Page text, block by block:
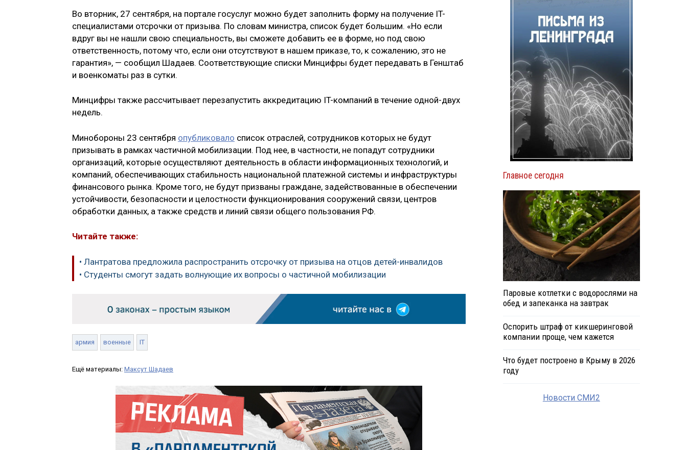
Во вторник, 27 сентября, на портале госуслуг можно будет заполнить форму на получение IT-
специалистами отсрочки от призыва. По словам министра, список будет большим. «Но если
вдруг вы не нашли свою специальность, вы сможете добавить ее в форме, но под свою
ответственность, потому что, если они отсутствуют в нашем приказе, то, к сожалению, это не
гарантия», — сообщил Шадаев. Соответствующие списки Минцифры будет передавать в Генштаб
и военкоматы раз в сутки.
Минцифры также рассчитывает перезапустить аккредитацию IT-компаний в течение одной-двух
недель.
Минобороны 23 сентября опубликовало список отраслей, сотрудников которых не будут
призывать в рамках частичной мобилизации. Под нее, в частности, не попадут сотрудники
организаций, которые осуществляют деятельность в области информационных технологий, и
компаний, обеспечивающих стабильность национальной платежной системы и инфраструктуры
финансового рынка. Кроме того, не будут призваны граждане, задействованные в обеспечении
устойчивости, безопасности и целостности функционирования сооружений связи, центров
обработки данных, а также средств и линий связи общего пользования РФ.
Читайте также:
• Лантратова предложила распространить отсрочку от призыва на отцов детей-инвалидов
• Студенты смогут задать волнующие их вопросы о частичной мобилизации
армия военные IT
Ещё материалы: Максут Шадаев
Главное сегодня
Паровые котлетки с водорослями на
обед и запеканка на завтрак
Оспорить штраф от кикшеринговой
компании проще, чем кажется
Что будет построено в Крыму в 2026
году
Новости СМИ2